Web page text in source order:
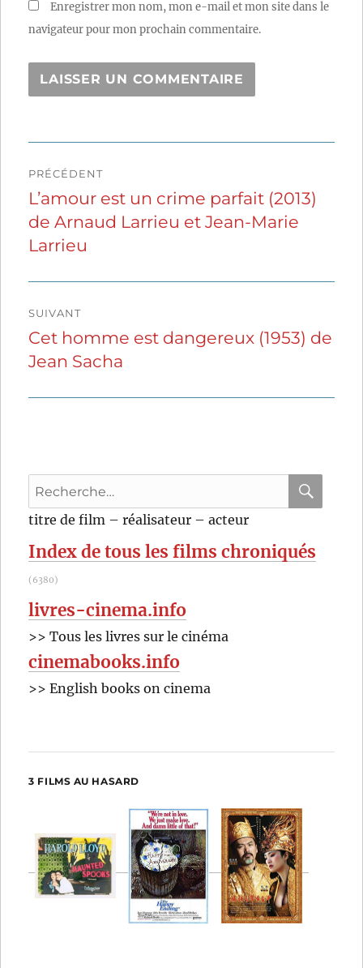
Enregistrer mon nom, mon e-mail et mon site dans le
navigateur pour mon prochain commentaire.
de
l’article
PRÉCÉDENT
Publication
précédente :
L’amour est un crime parfait (2013)
de Arnaud Larrieu et Jean-Marie
Larrieu
SUIVANT
Publication
suivante :
Cet homme est dangereux (1953) de
Jean Sacha
Recherche
pour
:
titre de film – réalisateur – acteur
Index de tous les films chroniqués
(6380)
livres-cinema.info
>> Tous les livres sur le cinéma
cinemabooks.info
>> English books on cinema
3 FILMS AU HASARD